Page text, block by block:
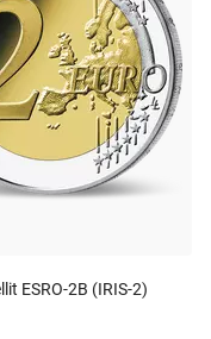
ESRO-2B (IRIS-2)